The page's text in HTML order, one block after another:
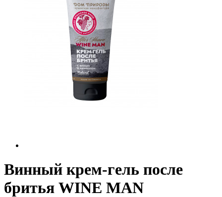
Винный крем-гель после
бритья WINE MAN